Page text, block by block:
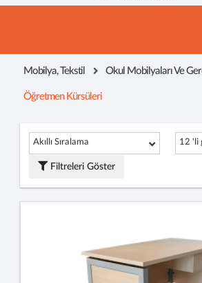
Mobilya, Tekstil Okul Mobilyaları Ve
Öğretmen Kürsüleri
Akıllı Sıralama 12 'li
Filtreleri Göster